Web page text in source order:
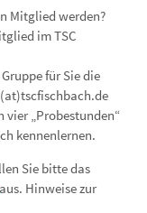
Mitglied werden?
im TSC
für Sie die
vier „Probestunden“
kennenlernen.
Sie bitte das
aus. Hinweise zur